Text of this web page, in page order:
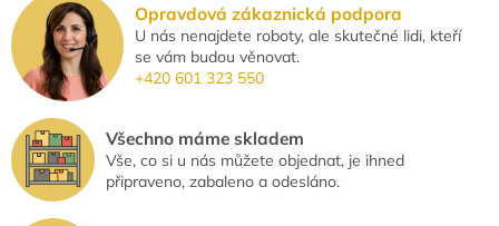
Opravdová zákaznická podpora
U nás nenajdete roboty, ale skutečné lidi, kteří
se vám budou věnovat.
+420 601 323 550
Všechno máme skladem
Vše, co si u nás můžete objednat, je ihned
připraveno, zabaleno a odesláno.